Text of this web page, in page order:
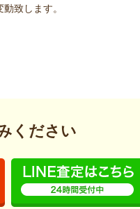
致します。
ください